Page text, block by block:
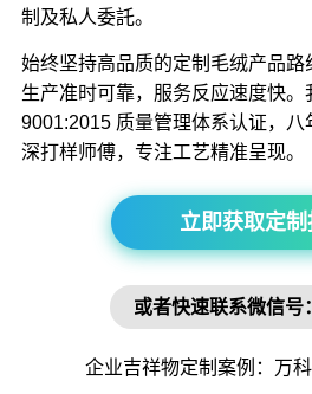
制及私人委託。
始终坚持高品质的定制毛绒产品路
生产准时可靠，服务反应速度快。
9001:2015 质量管理体系认证，八
深打样师傅，专注工艺精准呈现。
立即获取定
或者快速联系微信号：
企业吉祥物定制案例：万